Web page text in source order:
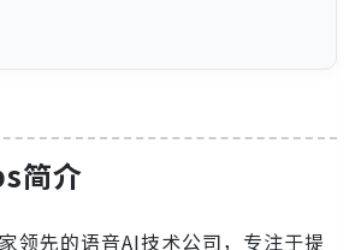
简介
领先的语音AI技术公司，专注于提